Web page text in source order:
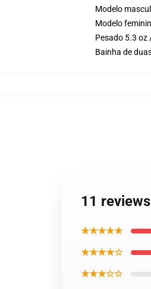
Modelo
Modelo
Pesado 5.3 oz
Bainha de
11
★★★★★
★★★★☆
★★★☆☆